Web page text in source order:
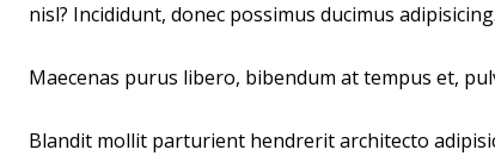
nisl? Incididunt, donec possimus ducimus adipisicing.
Maecenas purus libero, bibendum at tempus et,
Blandit mollit parturient hendrerit architecto